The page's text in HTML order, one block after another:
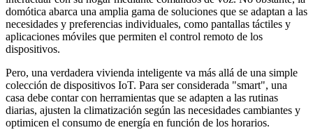
domótica abarca una amplia gama de soluciones que se adaptan a las
necesidades y preferencias individuales, como pantallas táctiles y
aplicaciones móviles que permiten el control remoto de los
dispositivos.
Pero, una verdadera vivienda inteligente va más allá de una simple
colección de dispositivos IoT. Para ser considerada "smart", una
casa debe contar con herramientas que se adapten a las rutinas
diarias, ajusten la climatización según las necesidades cambiantes y
optimicen el consumo de energía en función de los horarios.